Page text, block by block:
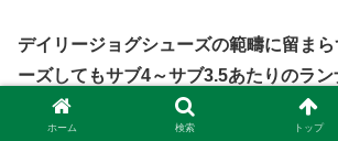
デイリージョグシューズの範疇に留ま
ーズしてもサブ4～サブ3.5あたりのラ
て損はしない一足だと思います！
ホーム 検索 トップ